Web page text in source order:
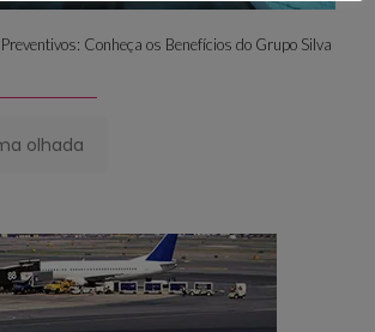
Conheça os Benefícios do Grupo Silva
olhada